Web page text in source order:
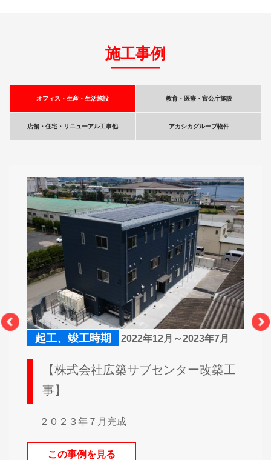
施工事例
オフィス・生産・生活施設 教育・医療・官公庁施設
店舗・住宅・リニューアル工事他 アカシカグループ物件
起工、竣工時期 2022年12月～2023年7月
【株式会社広築サブセンター改築工
事】
２０２３年７月完成
この事例を見る